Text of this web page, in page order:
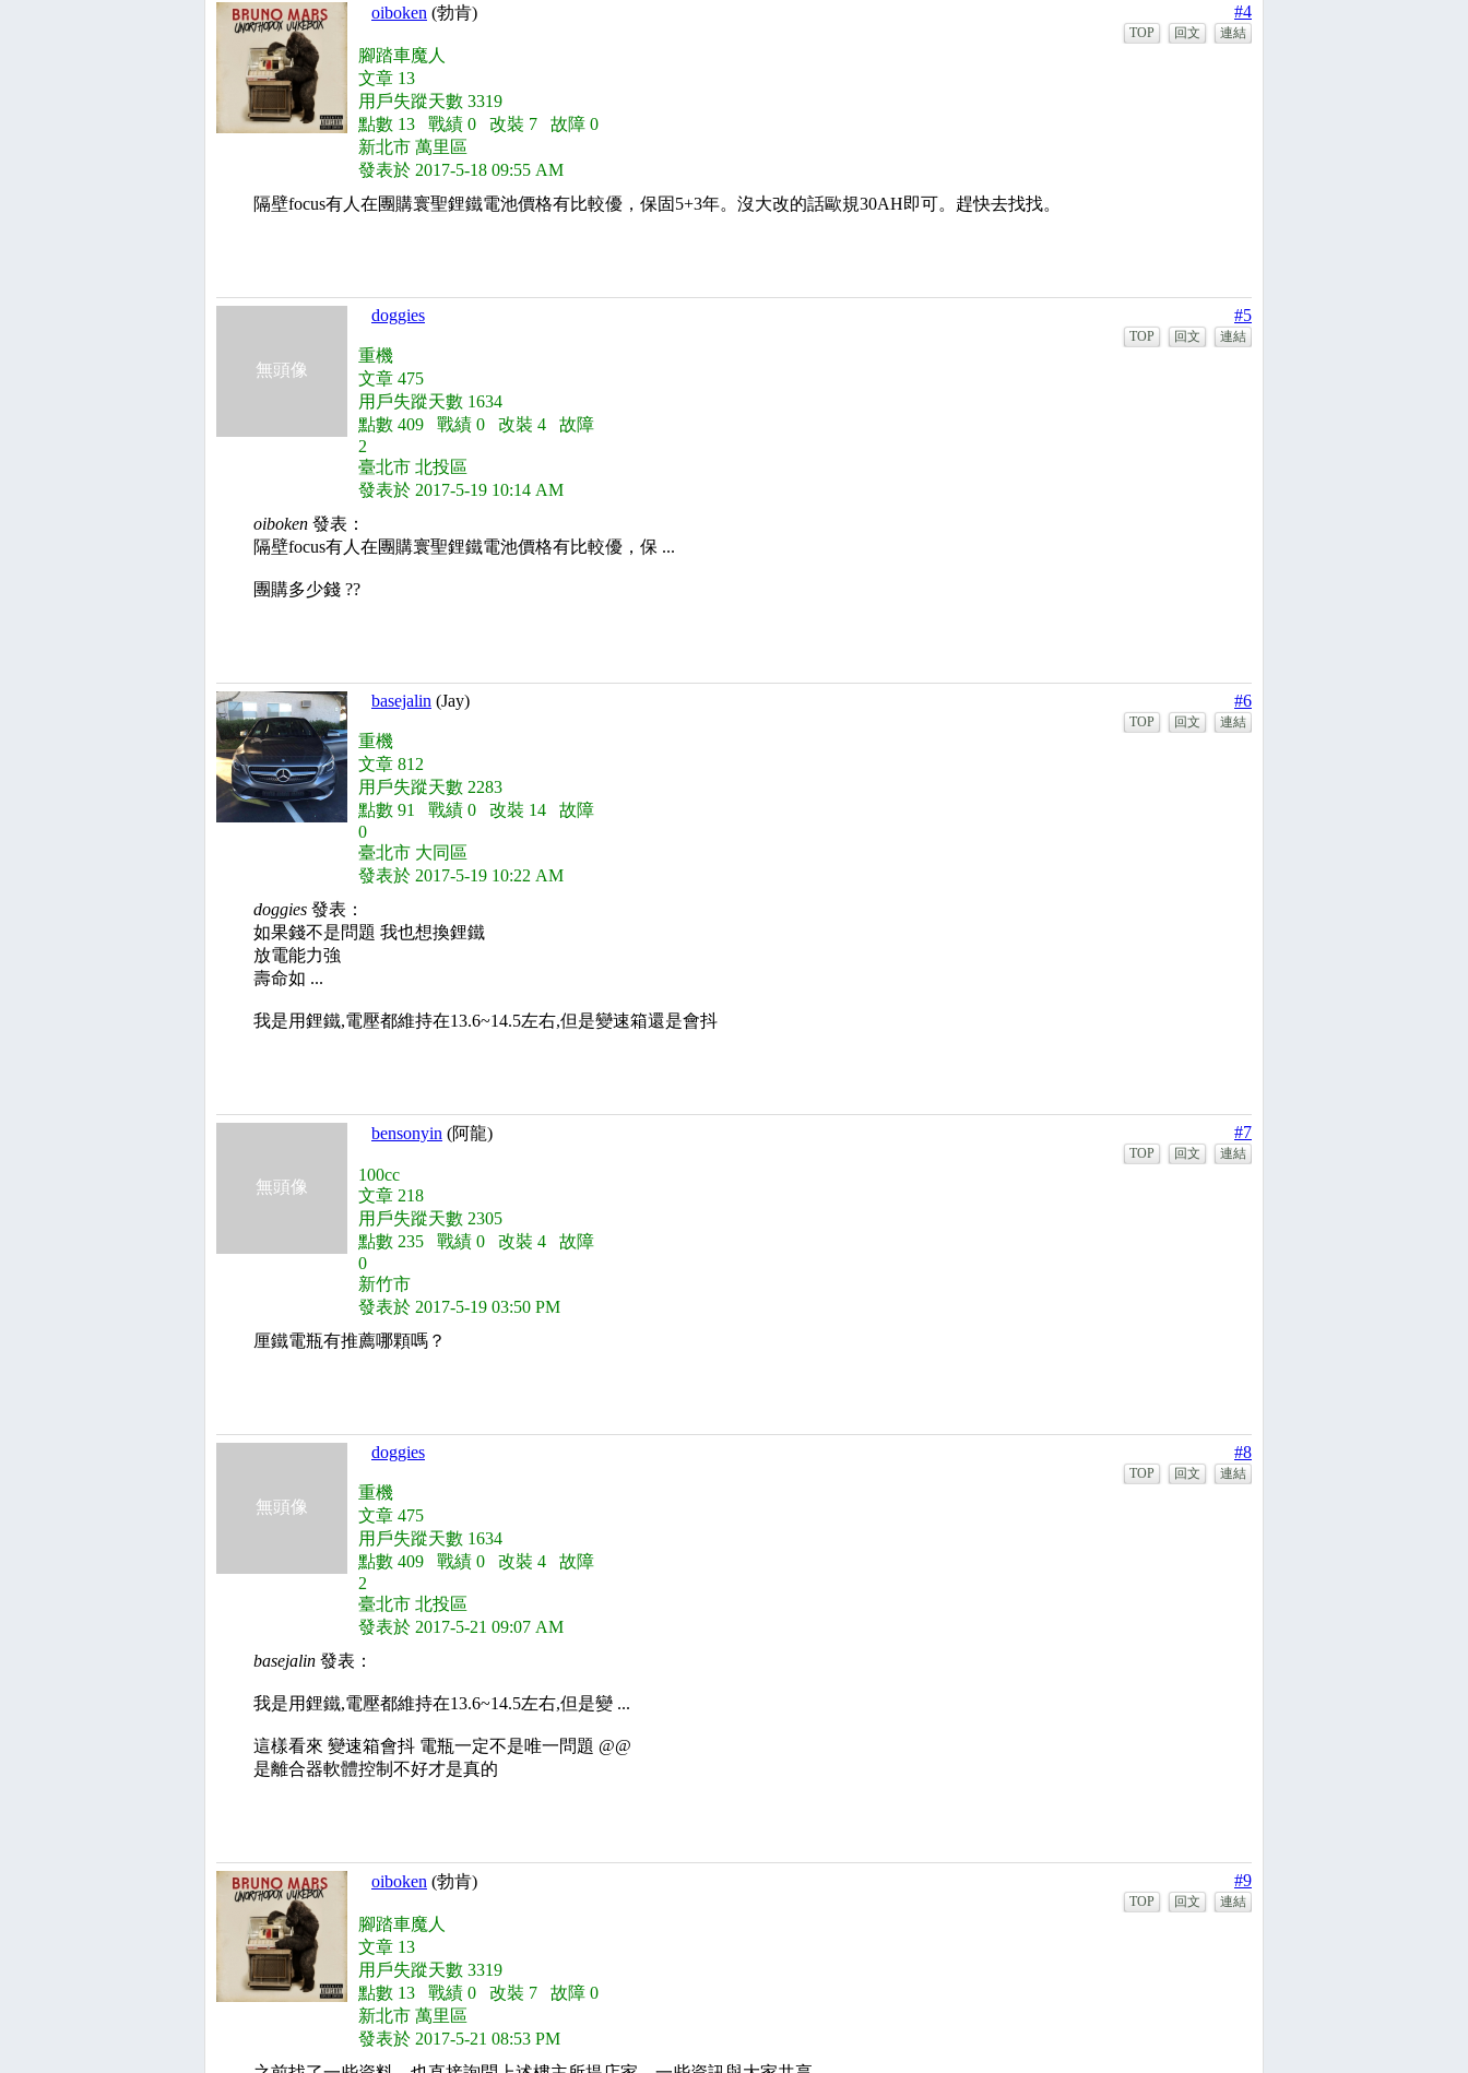
oiboken (勃肯)
腳踏車魔人
文章 13
用戶失蹤天數 3319
點數 13 戰績 0 改裝 7 故障 0
新北市 萬里區
發表於 2017-5-18 09:55 AM
#4
TOP 回文 連結
隔壁focus有人在團購寰聖鋰鐵電池價格有比較優，保固5+3年。沒大改的話歐規30AH即可。趕快去找找。
無頭像
doggies
重機
文章 475
用戶失蹤天數 1634
點數 409 戰績 0 改裝 4 故障
2
臺北市 北投區
發表於 2017-5-19 10:14 AM
#5
TOP 回文 連結
oiboken 發表：
隔壁focus有人在團購寰聖鋰鐵電池價格有比較優，保 ...
團購多少錢 ??
basejalin (Jay)
重機
文章 812
用戶失蹤天數 2283
點數 91 戰績 0 改裝 14 故障
0
臺北市 大同區
發表於 2017-5-19 10:22 AM
#6
TOP 回文 連結
doggies 發表：
如果錢不是問題 我也想換鋰鐵
放電能力強
壽命如 ...
我是用鋰鐵,電壓都維持在13.6~14.5左右,但是變速箱還是會抖
無頭像
bensonyin (阿龍)
100cc
文章 218
用戶失蹤天數 2305
點數 235 戰績 0 改裝 4 故障
0
新竹市
發表於 2017-5-19 03:50 PM
#7
TOP 回文 連結
厘鐵電瓶有推薦哪顆嗎？
無頭像
doggies
重機
文章 475
用戶失蹤天數 1634
點數 409 戰績 0 改裝 4 故障
2
臺北市 北投區
發表於 2017-5-21 09:07 AM
#8
TOP 回文 連結
basejalin 發表：
我是用鋰鐵,電壓都維持在13.6~14.5左右,但是變 ...
這樣看來 變速箱會抖 電瓶一定不是唯一問題 @@
是離合器軟體控制不好才是真的
oiboken (勃肯)
腳踏車魔人
文章 13
用戶失蹤天數 3319
點數 13 戰績 0 改裝 7 故障 0
新北市 萬里區
發表於 2017-5-21 08:53 PM
#9
TOP 回文 連結